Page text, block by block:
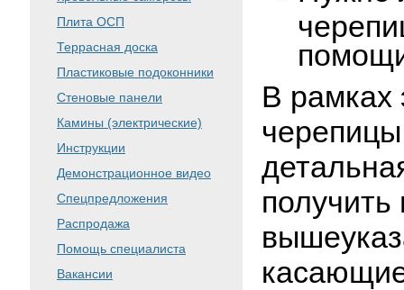
Плита ОСП
Террасная доска
Пластиковые подоконники
Стеновые панели
Камины (электрические)
Инструкции
Демонстрационное видео
Спецпредложения
Распродажа
Помощь специалиста
Вакансии
В рамках